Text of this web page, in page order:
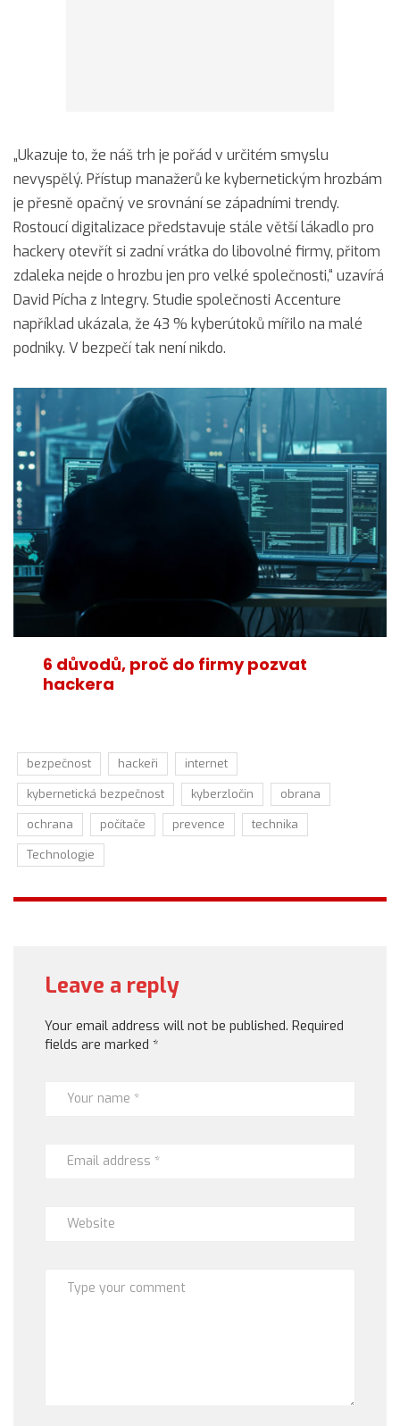
„Ukazuje to, že náš trh je pořád v určitém smyslu
nevyspělý. Přístup manažerů ke kybernetickým hrozbám
je přesně opačný ve srovnání se západními trendy.
Rostoucí digitalizace představuje stále větší lákadlo pro
hackery otevřít si zadní vrátka do libovolné firmy, přitom
zdaleka nejde o hrozbu jen pro velké společnosti,“ uzavírá
David Pícha z Integry. Studie společnosti Accenture
například ukázala, že 43 % kyberútoků mířilo na malé
podniky. V bezpečí tak není nikdo.
6 důvodů, proč do firmy pozvat
hackera
bezpečnost hackeři
internet
kybernetická bezpečnost
kyberzločin
obrana
ochrana
počítače prevence
technika
Technologie
Leave a reply
Your email address will not be published. Required
fields are marked *